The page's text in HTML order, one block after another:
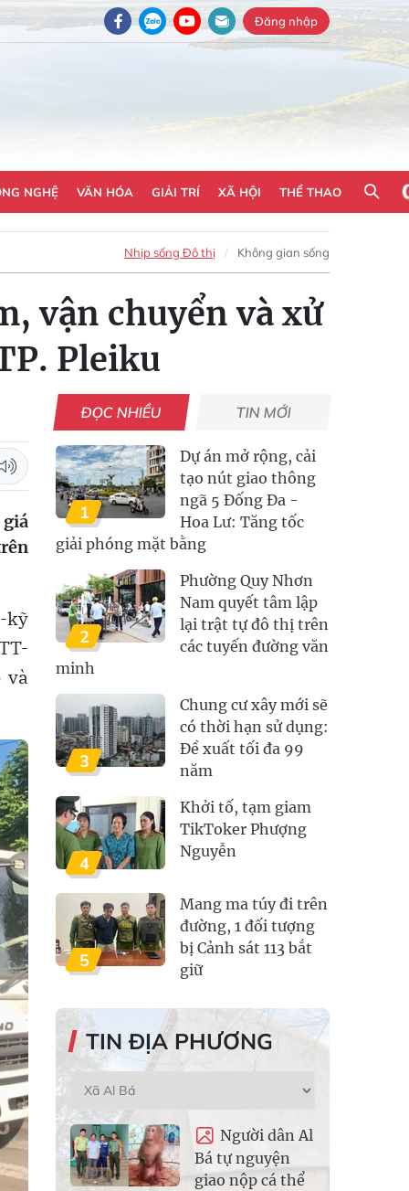
Đăng nhập
NGHỆ VĂN HÓA GIẢI TRÍ XÃ HỘI THỂ THAO
Nhịp sống Đô thị Không gian sống
vận chuyển và xử
Pleiku
giá
kỹ
và
ĐỌC NHIỀU TIN MỚI
1
Dự án mở rộng, cải
tạo nút giao thông
ngã 5 Đống Đa -
Hoa Lư: Tăng tốc
giải phóng mặt bằng
2
Phường Quy Nhơn
Nam quyết tâm lập
lại trật tự đô thị trên
các tuyến đường văn
minh
3
Chung cư xây mới sẽ
có thời hạn sử dụng:
Đề xuất tối đa 99
năm
4
Khởi tố, tạm giam
TikToker Phượng
Nguyễn
5
Mang ma túy đi trên
đường, 1 đối tượng
bị Cảnh sát 113 bắt
giữ
TIN ĐỊA PHƯƠNG
Người dân Al
Bá tự nguyện
giao nộp cá thể